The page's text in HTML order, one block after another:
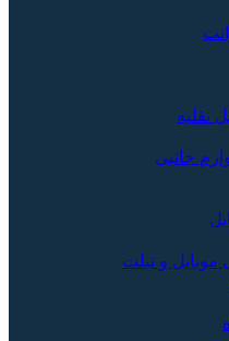
نقلیه
جانبی
موبایل و تبلت